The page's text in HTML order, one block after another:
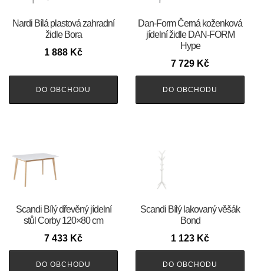
Nardi Bílá plastová zahradní
židle Bora
1 888 Kč
DO OBCHODU
​​​​​Dan-Form Černá koženková
jídelní židle DAN-FORM
Hype
7 729 Kč
DO OBCHODU
Scandi Bílý dřevěný jídelní
stůl Corby 120×80 cm
7 433 Kč
DO OBCHODU
Scandi Bílý lakovaný věšák
Bond
1 123 Kč
DO OBCHODU